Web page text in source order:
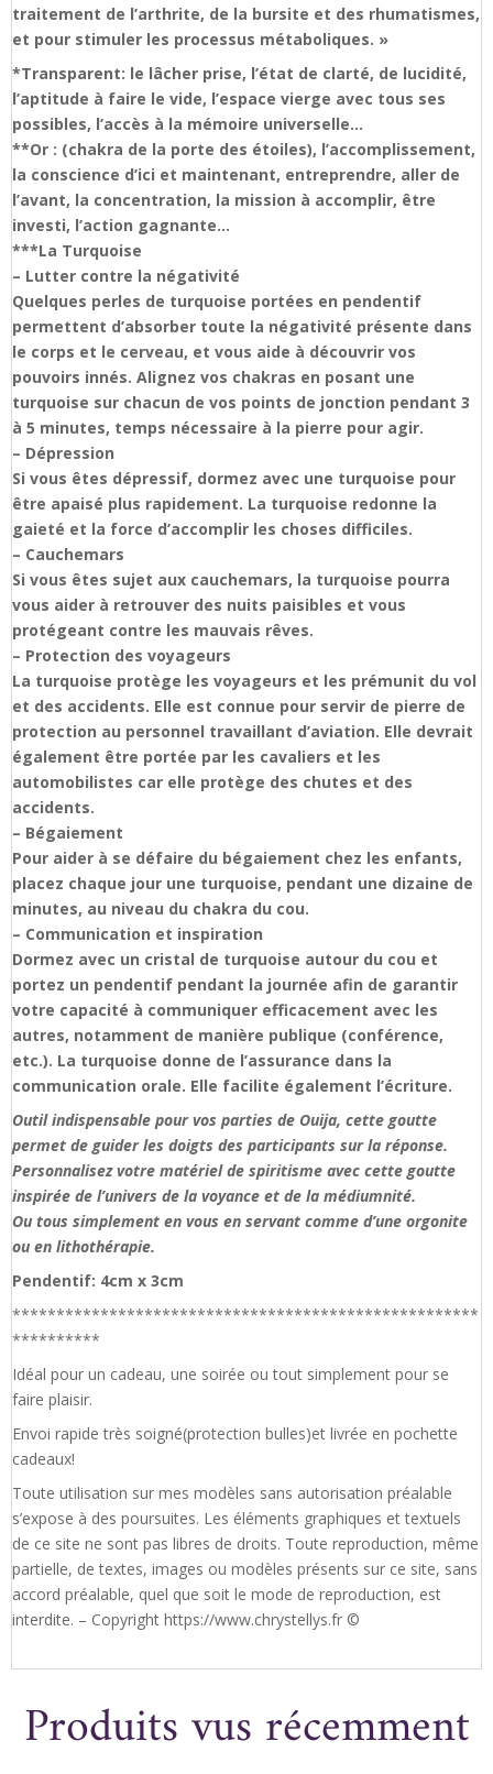
traitement de l’arthrite, de la bursite et des rhumatismes,
et pour stimuler les processus métaboliques. »
*Transparent: le lâcher prise, l’état de clarté, de lucidité,
l’aptitude à faire le vide, l’espace vierge avec tous ses
possibles, l’accès à la mémoire universelle…
**Or : (chakra de la porte des étoiles), l’accomplissement,
la conscience d’ici et maintenant, entreprendre, aller de
l’avant, la concentration, la mission à accomplir, être
investi, l’action gagnante…
***La Turquoise
– Lutter contre la négativité
Quelques perles de turquoise portées en pendentif
permettent d’absorber toute la négativité présente dans
le corps et le cerveau, et vous aide à découvrir vos
pouvoirs innés. Alignez vos chakras en posant une
turquoise sur chacun de vos points de jonction pendant 3
à 5 minutes, temps nécessaire à la pierre pour agir.
– Dépression
Si vous êtes dépressif, dormez avec une turquoise pour
être apaisé plus rapidement. La turquoise redonne la
gaieté et la force d’accomplir les choses difficiles.
– Cauchemars
Si vous êtes sujet aux cauchemars, la turquoise pourra
vous aider à retrouver des nuits paisibles et vous
protégeant contre les mauvais rêves.
– Protection des voyageurs
La turquoise protège les voyageurs et les prémunit du vol
et des accidents. Elle est connue pour servir de pierre de
protection au personnel travaillant d’aviation. Elle devrait
également être portée par les cavaliers et les
automobilistes car elle protège des chutes et des
accidents.
– Bégaiement
Pour aider à se défaire du bégaiement chez les enfants,
placez chaque jour une turquoise, pendant une dizaine de
minutes, au niveau du chakra du cou.
– Communication et inspiration
Dormez avec un cristal de turquoise autour du cou et
portez un pendentif pendant la journée afin de garantir
votre capacité à communiquer efficacement avec les
autres, notamment de manière publique (conférence,
etc.). La turquoise donne de l’assurance dans la
communication orale. Elle facilite également l’écriture.
Outil indispensable pour vos parties de Ouija, cette goutte
permet de guider les doigts des participants sur la réponse.
Personnalisez votre matériel de spiritisme avec cette goutte
inspirée de l’univers de la voyance et de la médiumnité.
Ou tous simplement en vous en servant comme d’une orgonite
ou en lithothérapie.
Pendentif: 4cm x 3cm
*****************************************************
**********
Idéal pour un cadeau, une soirée ou tout simplement pour se
faire plaisir.
Envoi rapide très soigné(protection bulles)et livrée en pochette
cadeaux!
Toute utilisation sur mes modèles sans autorisation préalable
s’expose à des poursuites. Les éléments graphiques et textuels
de ce site ne sont pas libres de droits. Toute reproduction, même
partielle, de textes, images ou modèles présents sur ce site, sans
accord préalable, quel que soit le mode de reproduction, est
interdite. – Copyright https://www.chrystellys.fr ©
Produits vus récemment